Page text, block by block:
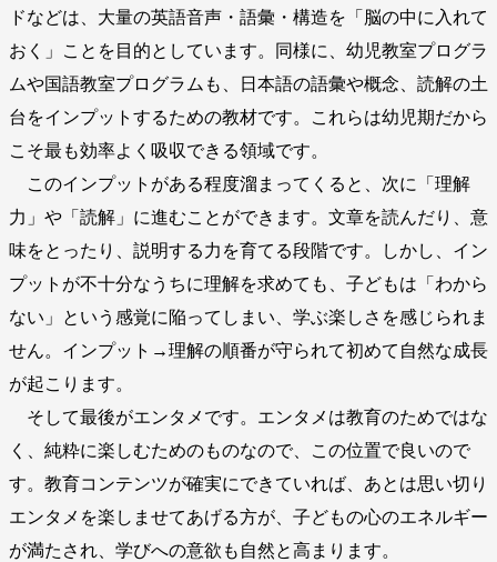
ドなどは、大量の英語音声・語彙・構造を「脳の中に入れて
おく」ことを目的としています。同様に、幼児教室プログラ
ムや国語教室プログラムも、日本語の語彙や概念、読解の土
台をインプットするための教材です。これらは幼児期だから
こそ最も効率よく吸収できる領域です。
このインプットがある程度溜まってくると、次に「理解
力」や「読解」に進むことができます。文章を読んだり、意
味をとったり、説明する力を育てる段階です。しかし、イン
プットが不十分なうちに理解を求めても、子どもは「わから
ない」という感覚に陥ってしまい、学ぶ楽しさを感じられま
せん。インプット→理解の順番が守られて初めて自然な成長
が起こります。
そして最後がエンタメです。エンタメは教育のためではな
く、純粋に楽しむためのものなので、この位置で良いので
す。教育コンテンツが確実にできていれば、あとは思い切り
エンタメを楽しませてあげる方が、子どもの心のエネルギー
が満たされ、学びへの意欲も自然と高まります。